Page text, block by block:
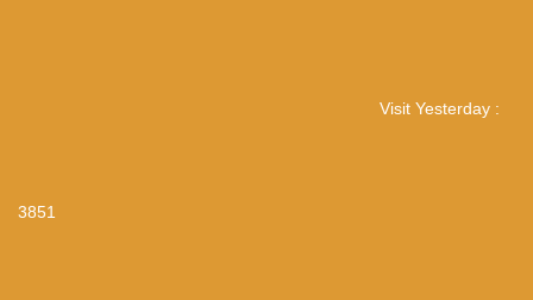
Visit Yesterday :
3851